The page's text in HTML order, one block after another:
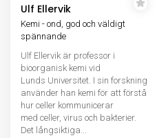
Ulf Ellervik
Kemi - ond, god och väldigt
spännande
Ulf Ellervik är professor i
bioorganisk kemi vid
Lunds Universitet. I sin forskning
använder han kemi för att förstå
hur celler kommunicerar
med celler, virus och bakterier.
Det långsiktiga...